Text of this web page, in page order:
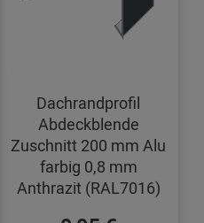
Dachrandprofil
Abdeckblende
Zuschnitt 200 mm Alu
farbig 0,8 mm
Anthrazit (RAL7016)